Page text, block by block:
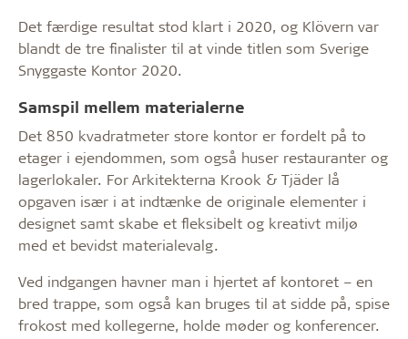
Det færdige resultat stod klart i 2020, og Klövern var
blandt de tre finalister til at vinde titlen som Sverige
Snyggaste Kontor 2020.
Samspil mellem materialerne
Det 850 kvadratmeter store kontor er fordelt på to
etager i ejendommen, som også huser restauranter og
lagerlokaler. For Arkitekterna Krook & Tjäder lå
opgaven især i at indtænke de originale elementer i
designet samt skabe et fleksibelt og kreativt miljø
med et bevidst materialevalg.
Ved indgangen havner man i hjertet af kontoret – en
bred trappe, som også kan bruges til at sidde på, spise
frokost med kollegerne, holde møder og konferencer.